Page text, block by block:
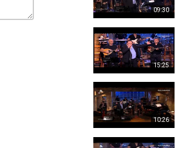
09:30
15:25
10:26